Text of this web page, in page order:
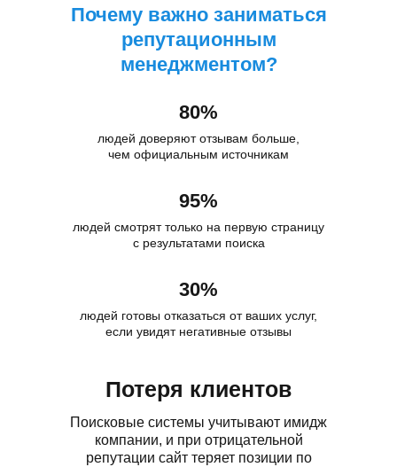
Почему важно заниматься
репутационным
менеджментом?
80%
людей доверяют отзывам больше,
чем официальным источникам
95%
людей смотрят только на первую страницу
с результатами поиска
30%
людей готовы отказаться от ваших услуг,
если увидят негативные отзывы
Потеря клиентов
Поисковые системы учитывают имидж
компании, и при отрицательной
репутации сайт теряет позиции по